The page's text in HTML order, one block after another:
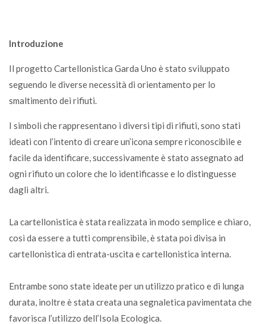
Introduzione
Il progetto Cartellonistica Garda Uno è stato sviluppato
seguendo le diverse necessità di orientamento per lo
smaltimento dei rifiuti.
I simboli che rappresentano i diversi tipi di rifiuti, sono stati
ideati con l’intento di creare un’icona sempre riconoscibile e
facile da identificare, successivamente è stato assegnato ad
ogni rifiuto un colore che lo identificasse e lo distinguesse
dagli altri.
La cartellonistica è stata realizzata in modo semplice e chiaro,
così da essere a tutti comprensibile, è stata poi divisa in
cartellonistica di entrata-uscita e cartellonistica interna.
Entrambe sono state ideate per un utilizzo pratico e di lunga
durata, inoltre è stata creata una segnaletica pavimentata che
favorisca l’utilizzo dell’Isola Ecologica.